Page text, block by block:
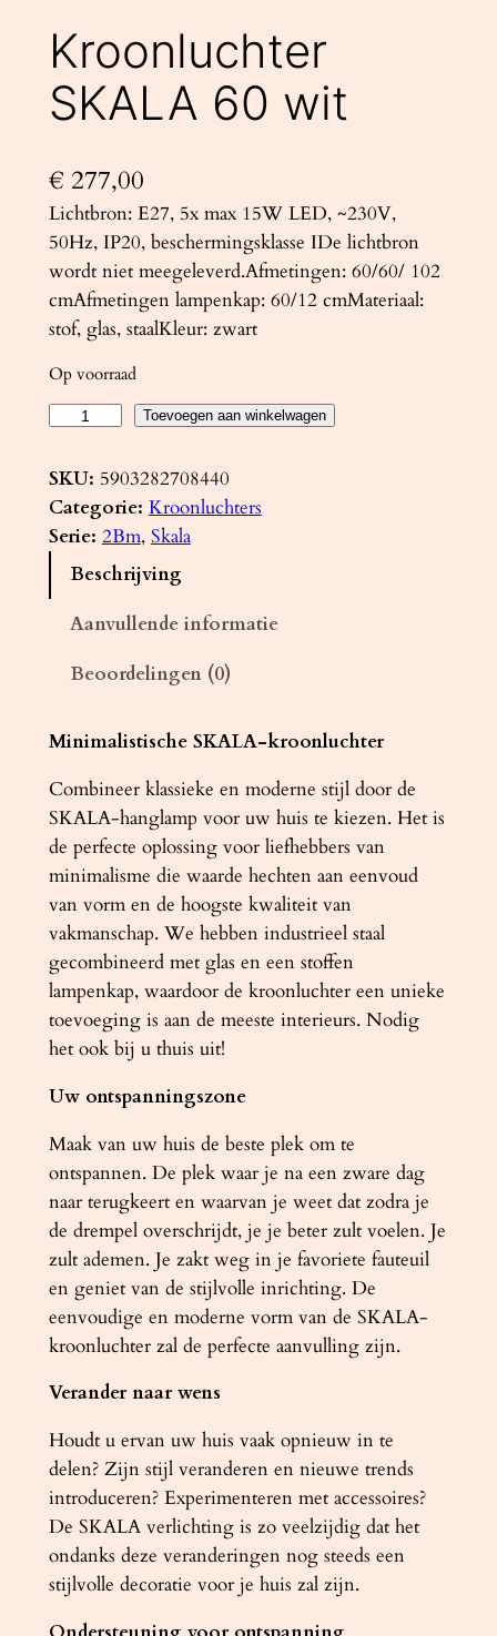
Kroonluchter
SKALA 60 wit
€ 277,00
Lichtbron: E27, 5x max 15W LED, ~230V,
50Hz, IP20, beschermingsklasse IDe lichtbron
wordt niet meegeleverd.Afmetingen: 60/60/ 102
cmAfmetingen lampenkap: 60/12 cmMateriaal:
stof, glas, staalKleur: zwart
Op voorraad
o
o
n
r
K
A
L
A
6
0
w
i
t
a
n
t
a
l
Toevoegen aan winkelwagen
SKU: 5903282708440
Categorie: Kroonluchters
Serie: 2Bm, Skala
Beschrijving
Aanvullende informatie
Beoordelingen (0)
Minimalistische SKALA-kroonluchter
Combineer klassieke en moderne stijl door de
SKALA-hanglamp voor uw huis te kiezen. Het is
de perfecte oplossing voor liefhebbers van
minimalisme die waarde hechten aan eenvoud
van vorm en de hoogste kwaliteit van
vakmanschap. We hebben industrieel staal
gecombineerd met glas en een stoffen
lampenkap, waardoor de kroonluchter een unieke
toevoeging is aan de meeste interieurs. Nodig
het ook bij u thuis uit!
Uw ontspanningszone
Maak van uw huis de beste plek om te
ontspannen. De plek waar je na een zware dag
naar terugkeert en waarvan je weet dat zodra je
de drempel overschrijdt, je je beter zult voelen. Je
zult ademen. Je zakt weg in je favoriete fauteuil
en geniet van de stijlvolle inrichting. De
eenvoudige en moderne vorm van de SKALA-
kroonluchter zal de perfecte aanvulling zijn.
Verander naar wens
Houdt u ervan uw huis vaak opnieuw in te
delen? Zijn stijl veranderen en nieuwe trends
introduceren? Experimenteren met accessoires?
De SKALA verlichting is zo veelzijdig dat het
ondanks deze veranderingen nog steeds een
stijlvolle decoratie voor je huis zal zijn.